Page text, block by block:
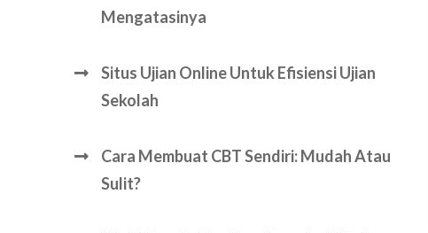
Mengatasinya
Situs Ujian Online Untuk Efisiensi Ujian
Sekolah
Cara Membuat CBT Sendiri: Mudah Atau
Sulit?